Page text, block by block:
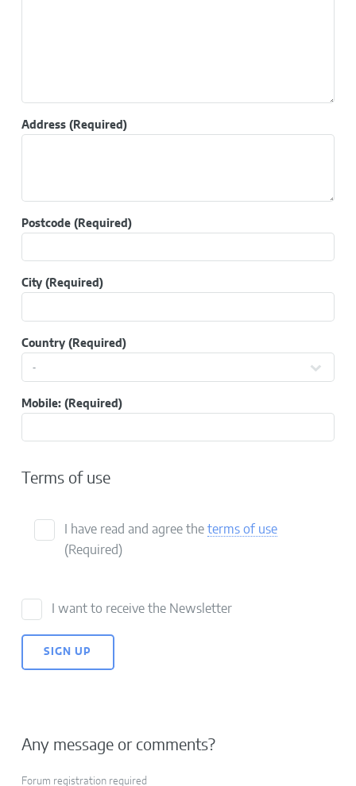
Address(Required)
Postcode(Required)
City(Required)
Country(Required)
Mobile:(Required)
Terms of use
I have read and agree theterms of use
(Required)
I want to receive the Newsletter
Any message or comments?
Forum registration required